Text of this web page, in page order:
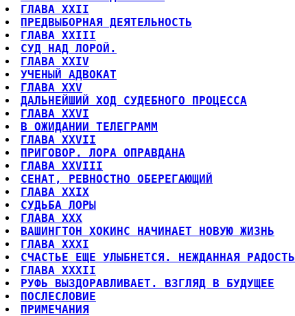
ГЛАВА XXII
ПРЕДВЫБОРНАЯ ДЕЯТЕЛЬНОСТЬ
ГЛАВА XXIII
СУД НАД ЛОРОЙ.
ГЛАВА XXIV
УЧЕНЫЙ АДВОКАТ
ГЛАВА XXV
ДАЛЬНЕЙШИЙ ХОД СУДЕБНОГО ПРОЦЕССА
ГЛАВА XXVI
В ОЖИДАНИИ ТЕЛЕГРАММ
ГЛАВА XXVII
ПРИГОВОР. ЛОРА ОПРАВДАНА
ГЛАВА XXVIII
СЕНАТ, РЕВНОСТНО ОБЕРЕГАЮЩИЙ
ГЛАВА XXIX
СУДЬБА ЛОРЫ
ГЛАВА XXX
ВАШИНГТОН ХОКИНС НАЧИНАЕТ НОВУЮ ЖИЗНЬ
ГЛАВА XXXI
СЧАСТЬЕ ЕЩЕ УЛЫБНЕТСЯ. НЕЖДАННАЯ РАДОСТЬ
ГЛАВА XXXII
РУФЬ ВЫЗДОРАВЛИВАЕТ. ВЗГЛЯД В БУДУЩЕЕ
ПОСЛЕСЛОВИЕ
ПРИМЕЧАНИЯ